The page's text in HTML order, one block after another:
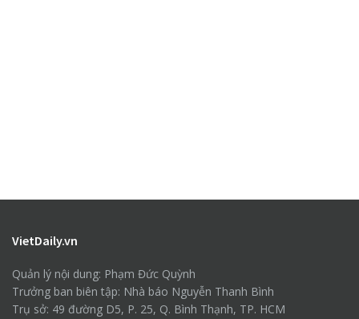
VietDaily.vn
Quản lý nội dung: Phạm Đức Quỳnh
Trưởng ban biên tập: Nhà báo Nguyễn Thanh Bình
Trụ sở: 49 đường D5, P. 25, Q. Bình Thạnh, TP. HCM